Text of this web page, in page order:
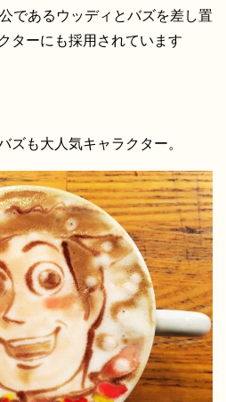
であるウッディとバズを差し置
ターにも採用されています
も大人気キャラクター。